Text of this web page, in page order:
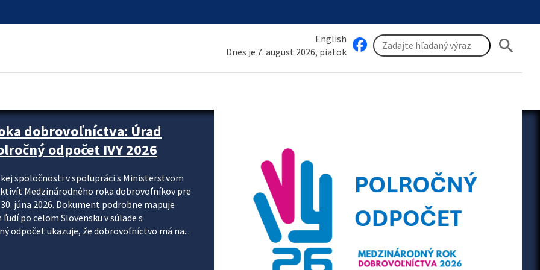
English
Dnes je 7. august 2026, piatok
search
krok za krokom
systému DPH a digitalizácie fakturačných
k tomu, aby sa elektronická faktúra stala
je priniesť jednoduchšie, rýchlejšie a
údajov, znížiť riziko chýb a podporiť
preto nepredstavuje...